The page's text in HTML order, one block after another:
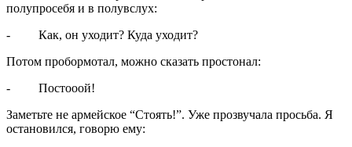
полупросебя и в полувслух:
- Как, он уходит? Куда уходит?
Потом пробормотал, можно сказать простонал:
- Постооой!
Заметьте не армейское “Стоять!”. Уже прозвучала просьба. Я
остановился, говорю ему: